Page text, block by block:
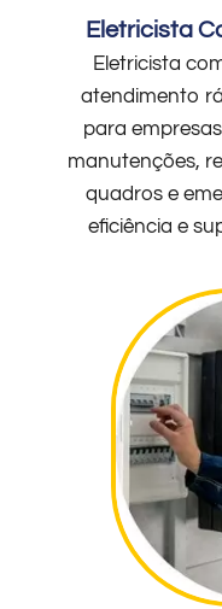
Eletricista
Eletricista
atendimento
para
manutenções,
quadros e
eficiência e